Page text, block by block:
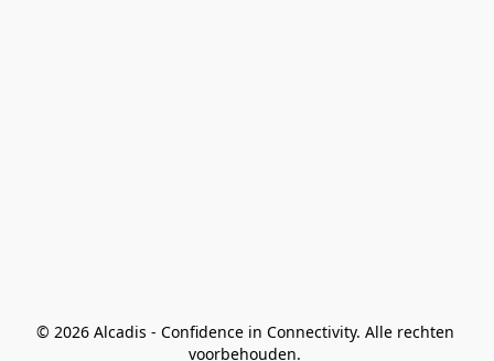
© 2026 Alcadis - Confidence in Connectivity. Alle rechten
voorbehouden.